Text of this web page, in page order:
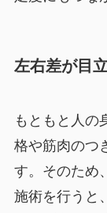
左右差が目
もともと人の
格や筋肉のつ
す。そのため
施術を行うと、